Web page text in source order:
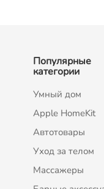
Популярные
категории
Умный дом
Apple HomeKit
Автотовары
Уход за телом
Массажеры